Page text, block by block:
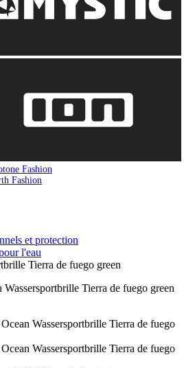
et protection
l'eau
Tierra de fuego green